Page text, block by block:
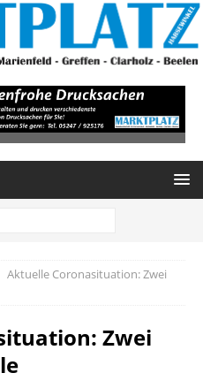
Aktuelle Coronasituation: Zwei
Zwei